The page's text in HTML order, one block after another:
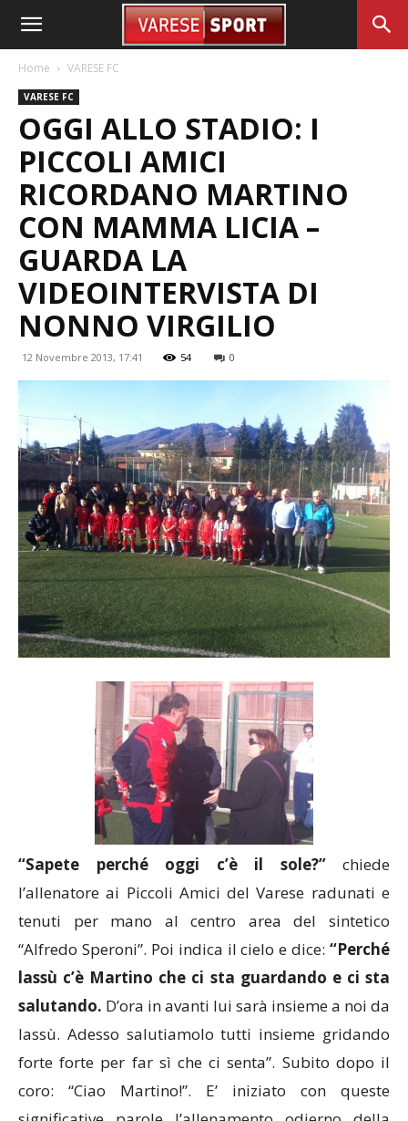
Home VARESE FC
VARESE FC
OGGI ALLO STADIO: I
PICCOLI AMICI
RICORDANO MARTINO
CON MAMMA LICIA –
GUARDA LA
VIDEOINTERVISTA DI
NONNO VIRGILIO
12 Novembre 2013, 17:41 54 0
“Sapete perché oggi c’è il sole?”chiede
l’allenatore ai Piccoli Amici del Varese radunati e
tenuti per mano al centro area del sintetico
“Alfredo Speroni”. Poi indica il cielo e dice: “Perché
lassù c’è Martino che ci sta guardando e ci sta
salutando. D’ora in avanti lui sarà insieme a noi da
lassù. Adesso salutiamolo tutti insieme gridando
forte forte per far sì che ci senta”. Subito dopo il
coro: “Ciao Martino!”. E’ iniziato con queste